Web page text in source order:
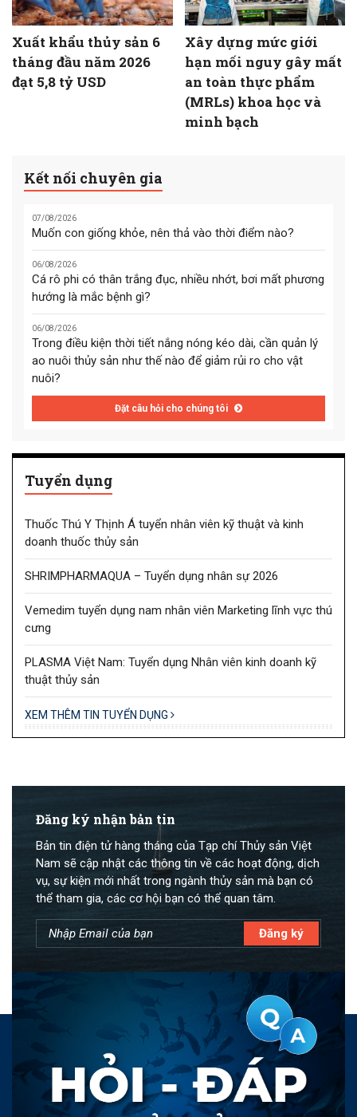
Xuất khẩu thủy sản 6
tháng đầu năm 2026
đạt 5,8 tỷ USD
Xây dựng mức giới
hạn mối nguy gây mất
an toàn thực phẩm
(MRLs) khoa học và
minh bạch
Kết nối chuyên gia
07/08/2026
Muốn con giống khỏe, nên thả vào thời điểm nào?
06/08/2026
Cá rô phi có thân trắng đục, nhiều nhớt, bơi mất phương
hướng là mắc bệnh gì?
06/08/2026
Trong điều kiện thời tiết nắng nóng kéo dài, cần quản lý
ao nuôi thủy sản như thế nào để giảm rủi ro cho vật
nuôi?
Đặt câu hỏi cho chúng tôi
Tuyển dụng
Thuốc Thú Y Thịnh Á tuyển nhân viên kỹ thuật và kinh
doanh thuốc thủy sản
SHRIMPHARMAQUA – Tuyển dụng nhân sự 2026
Vemedim tuyển dụng nam nhân viên Marketing lĩnh vực thú
cưng
PLASMA Việt Nam: Tuyển dụng Nhân viên kinh doanh kỹ
thuật thủy sản
XEM THÊM TIN TUYỂN DỤNG
Đăng ký nhận bản tin
Bản tin điện tử hàng tháng của Tạp chí Thủy sản Việt
Nam sẽ cập nhật các thông tin về các hoạt động, dịch
vụ, sự kiện mới nhất trong ngành thủy sản mà bạn có
thể tham gia, các cơ hội bạn có thể quan tâm.